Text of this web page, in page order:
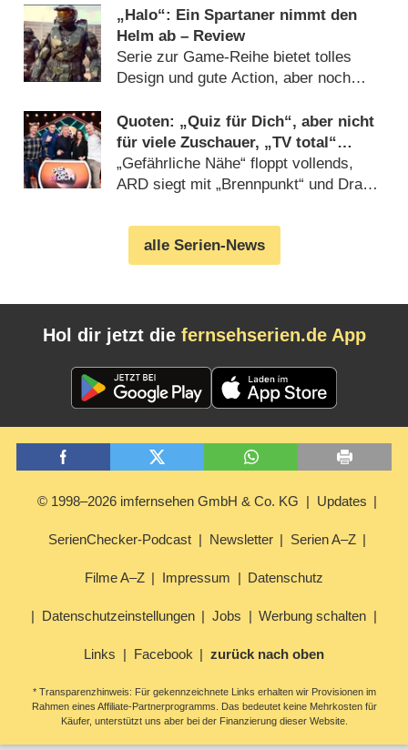
„Halo“: Ein Spartaner nimmt den
Helm ab – Review
Serie zur Game-Reihe bietet tolles
Design und gute Action, aber noch
Quoten: „Quiz für Dich“, aber nicht
für viele Zuschauer, „TV total“
erstmals einstellig
„Gefährliche Nähe“ floppt vollends,
ARD siegt mit „Brennpunkt“ und Drama
alle Serien-News
Hol dir jetzt die fernsehserien.de App
© 1998–2026 imfernsehen GmbH & Co. KG Updates
SerienChecker-Podcast Newsletter Serien A–Z
Filme A–Z Impressum Datenschutz
Datenschutzeinstellungen Jobs Werbung schalten
Links Facebook zurück nach oben
* Transparenzhinweis: Für gekennzeichnete Links erhalten wir Provisionen im
Rahmen eines Affiliate-Partnerprogramms. Das bedeutet keine Mehrkosten für
Käufer, unterstützt uns aber bei der Finanzierung dieser Website.